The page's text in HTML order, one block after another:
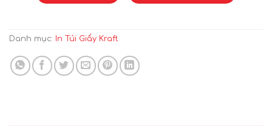
Danh mục: In Túi Giấy Kraft